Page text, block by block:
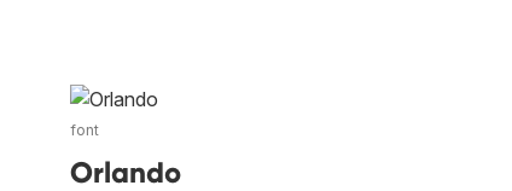
font
Orlando